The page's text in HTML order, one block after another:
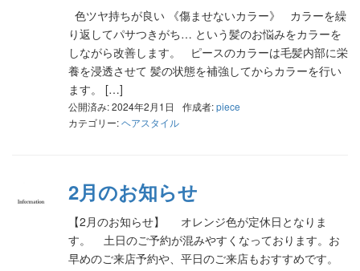
色ツヤ持ちが良い 《傷ませないカラー》 カラーを繰
り返してパサつきがち… という髪のお悩みをカラーを
しながら改善します。 ピースのカラーは毛髪内部に栄
養を浸透させて 髪の状態を補強してからカラーを行い
ます。 […]
公開済み: 2024年2月1日 作成者:piece
カテゴリー:ヘアスタイル
2月のお知らせ
【2月のお知らせ】 オレンジ色が定休日となりま
す。 土日のご予約が混みやすくなっております。お
早めのご来店予約や、平日のご来店もおすすめです。